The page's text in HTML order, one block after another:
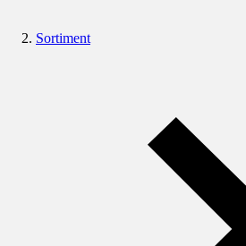
Sortiment